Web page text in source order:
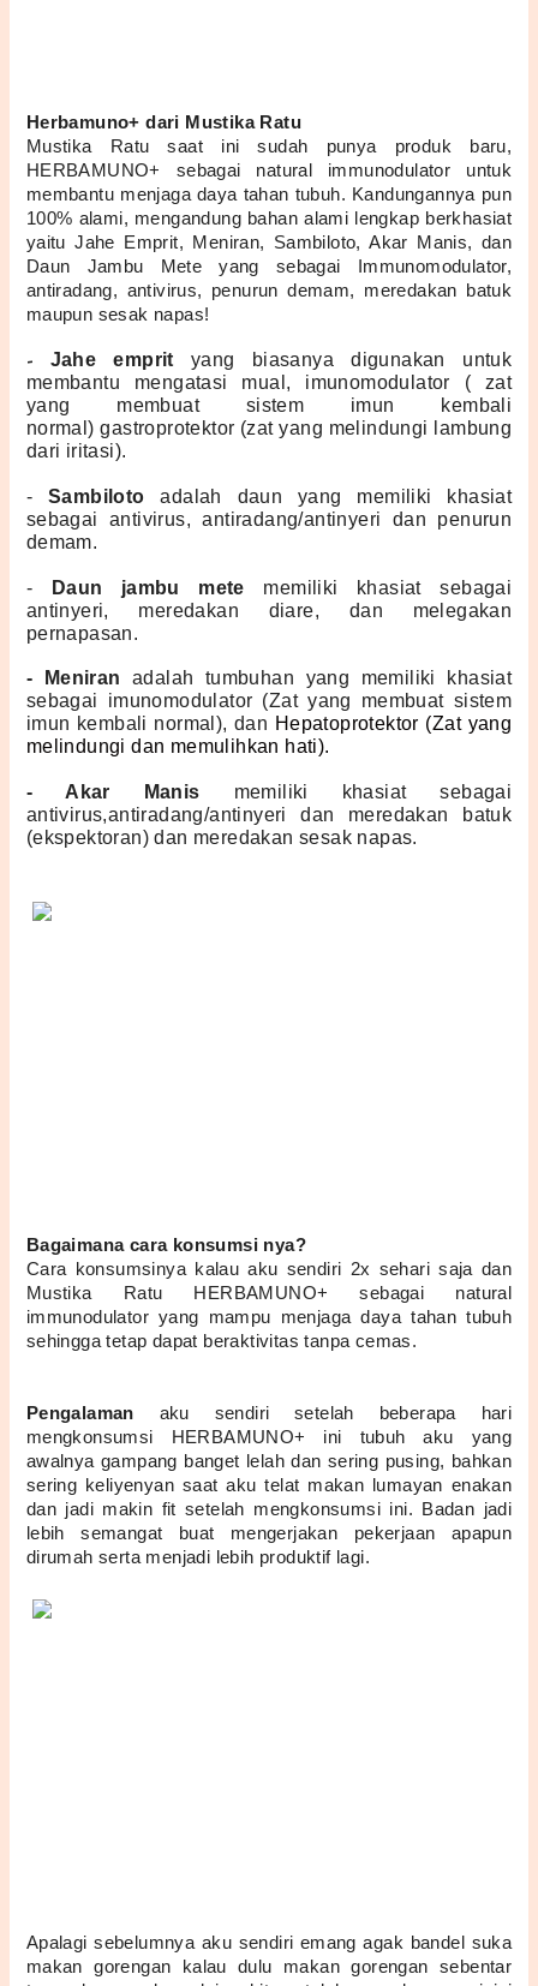
Herbamuno+ dari Mustika Ratu
Mustika Ratu saat ini sudah punya produk baru,
HERBAMUNO+ sebagai natural immunodulator untuk
membantu menjaga daya tahan tubuh. Kandungannya pun
100% alami, mengandung bahan alami lengkap berkhasiat
yaitu Jahe Emprit, Meniran, Sambiloto, Akar Manis, dan
Daun Jambu Mete yang sebagai Immunomodulator,
antiradang, antivirus, penurun demam, meredakan batuk
maupun sesak napas!
- Jahe emprit yang biasanya digunakan untuk
membantu mengatasi mual, imunomodulator ( zat
yang membuat sistem imun kembali
normal) gastroprotektor (zat yang melindungi lambung
dari iritasi).
- Sambiloto adalah daun yang memiliki khasiat
sebagai antivirus, antiradang/antinyeri dan penurun
demam.
- Daun jambu mete memiliki khasiat sebagai
antinyeri, meredakan diare, dan melegakan
pernapasan.
- Meniran adalah tumbuhan yang memiliki khasiat
sebagai imunomodulator (Zat yang membuat sistem
imun kembali normal), dan Hepatoprotektor (Zat yang
melindungi dan memulihkan hati).
- Akar Manis memiliki khasiat sebagai
antivirus,antiradang/antinyeri dan meredakan batuk
(ekspektoran) dan meredakan sesak napas.
Bagaimana cara konsumsi nya?
Cara konsumsinya kalau aku sendiri 2x sehari saja dan
Mustika Ratu HERBAMUNO+ sebagai natural
immunodulator yang mampu menjaga daya tahan tubuh
sehingga tetap dapat beraktivitas tanpa cemas.
Pengalaman aku sendiri setelah beberapa hari
mengkonsumsi HERBAMUNO+ ini tubuh aku yang
awalnya gampang banget lelah dan sering pusing, bahkan
sering keliyenyan saat aku telat makan lumayan enakan
dan jadi makin fit setelah mengkonsumsi ini. Badan jadi
lebih semangat buat mengerjakan pekerjaan apapun
dirumah serta menjadi lebih produktif lagi.
Apalagi sebelumnya aku sendiri emang agak bandel suka
makan gorengan kalau dulu makan gorengan sebentar